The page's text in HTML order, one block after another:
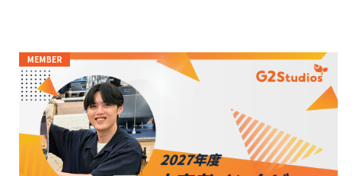
MEMBER